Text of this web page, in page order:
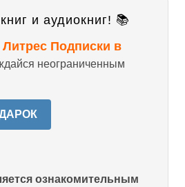
и аудиокниг! 📚
Подписки в
неограниченным
ознакомительным